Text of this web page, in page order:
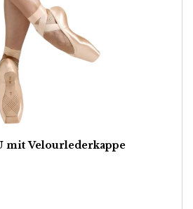
mit Velourlederkappe